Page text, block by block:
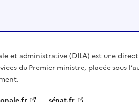
et administrative (DILA) est une
du Premier ministre, placée sous